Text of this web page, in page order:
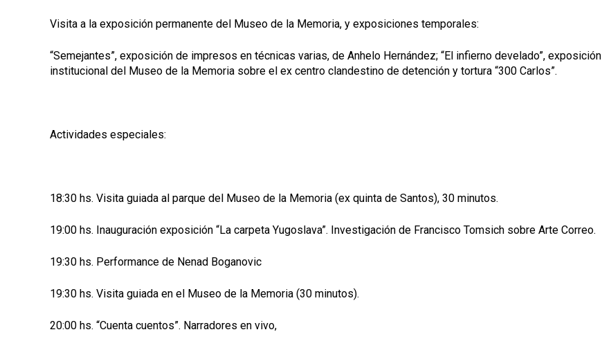
Visita a la exposición permanente del Museo de la Memoria, y exposiciones temporales:
“Semejantes”, exposición de impresos en técnicas varias, de Anhelo Hernández; “El infierno develado”, exposición
institucional del Museo de la Memoria sobre el ex centro clandestino de detención y tortura “300 Carlos”.
Actividades especiales:
18:30 hs. Visita guiada al parque del Museo de la Memoria (ex quinta de Santos), 30 minutos.
19:00 hs. Inauguración exposición “La carpeta Yugoslava”. Investigación de Francisco Tomsich sobre Arte Correo.
19:30 hs. Performance de Nenad Boganovic
19:30 hs. Visita guiada en el Museo de la Memoria (30 minutos).
20:00 hs. “Cuenta cuentos”. Narradores en vivo,